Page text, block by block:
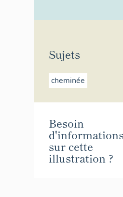
Sujets
cheminée
Besoin
sur cette
illustration ?